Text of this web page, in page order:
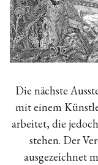
Die nächste
mit einem
arbeitet, die
stehen. Der
ausgezeichnet